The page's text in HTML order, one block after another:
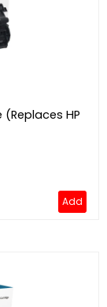
(Replaces HP
Add